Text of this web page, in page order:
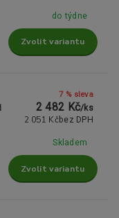
do týdne
Zvolit variantu
7 % sleva
2 482 Kč/ks
2 051 Kč bez DPH
Skladem
Zvolit variantu